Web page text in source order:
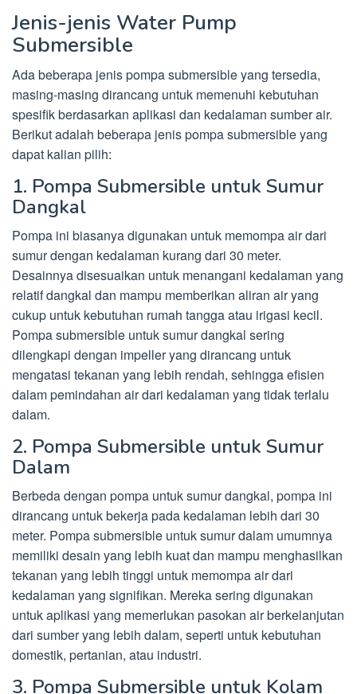
Jenis-jenis Water Pump
Submersible
Ada beberapa jenis pompa submersible yang tersedia,
masing-masing dirancang untuk memenuhi kebutuhan
spesifik berdasarkan aplikasi dan kedalaman sumber air.
Berikut adalah beberapa jenis pompa submersible yang
dapat kalian pilih:
1. Pompa Submersible untuk Sumur
Dangkal
Pompa ini biasanya digunakan untuk memompa air dari
sumur dengan kedalaman kurang dari 30 meter.
Desainnya disesuaikan untuk menangani kedalaman yang
relatif dangkal dan mampu memberikan aliran air yang
cukup untuk kebutuhan rumah tangga atau irigasi kecil.
Pompa submersible untuk sumur dangkal sering
dilengkapi dengan impeller yang dirancang untuk
mengatasi tekanan yang lebih rendah, sehingga efisien
dalam pemindahan air dari kedalaman yang tidak terlalu
dalam.
2. Pompa Submersible untuk Sumur
Dalam
Berbeda dengan pompa untuk sumur dangkal, pompa ini
dirancang untuk bekerja pada kedalaman lebih dari 30
meter. Pompa submersible untuk sumur dalam umumnya
memiliki desain yang lebih kuat dan mampu menghasilkan
tekanan yang lebih tinggi untuk memompa air dari
kedalaman yang signifikan. Mereka sering digunakan
untuk aplikasi yang memerlukan pasokan air berkelanjutan
dari sumber yang lebih dalam, seperti untuk kebutuhan
domestik, pertanian, atau industri.
3. Pompa Submersible untuk Kolam